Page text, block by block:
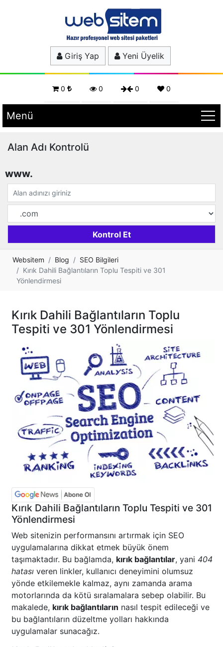
Giriş Yap Yeni Üyelik
0 0 0 0
Menü
Alan Adı Kontrolü
www.
Websitem Blog
SEO Bilgileri
Kırık Dahili Bağlantıların Toplu Tespiti ve 301
Yönlendirmesi
Kırık Dahili Bağlantıların Toplu
Tespiti ve 301 Yönlendirmesi
Kırık Dahili Bağlantıların Toplu Tespiti ve 301
Yönlendirmesi
Web sitenizin performansını artırmak için SEO
uygulamalarına dikkat etmek büyük önem
taşımaktadır. Bu bağlamda, kırık bağlantılar, yani 404
hatası veren linkler, kullanıcı deneyimini olumsuz
yönde etkilemekle kalmaz, aynı zamanda arama
motorlarında da kötü sıralamalara sebep olabilir. Bu
makalede, kırık bağlantıların nasıl tespit edileceği ve
bu bağlantıların düzeltme yolları hakkında
uygulamalar sunacağız.